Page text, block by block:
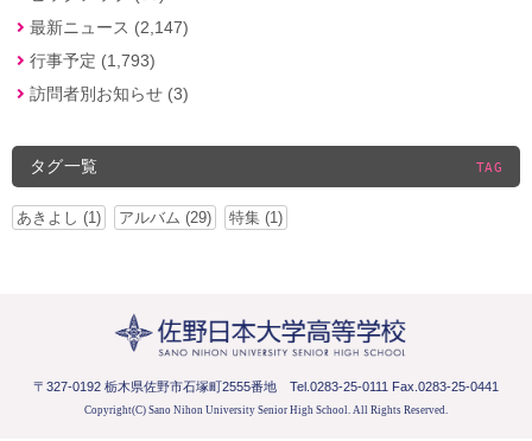
最新ニュース (2,147)
行事予定 (1,793)
訪問者別お知らせ (3)
タグ一覧 TAG
あきよし (1) アルバム (29) 特集 (1)
〒327-0192 栃木県佐野市石塚町2555番地 Tel.0283-25-0111 Fax.0283-25-0441
Copyright(C) Sano Nihon University Senior High School. All Rights Reserved.